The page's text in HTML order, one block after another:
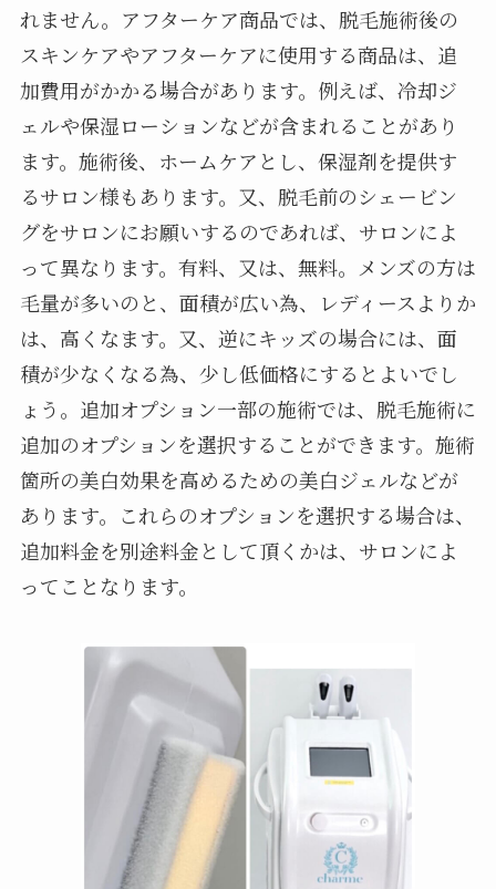
れません。アフターケア商品では、脱毛施術後の
スキンケアやアフターケアに使用する商品は、追
加費用がかかる場合があります。例えば、冷却ジ
ェルや保湿ローションなどが含まれることがあり
ます。施術後、ホームケアとし、保湿剤を提供す
るサロン様もあります。又、脱毛前のシェービン
グをサロンにお願いするのであれば、サロンによ
って異なります。有料、又は、無料。メンズの方は
毛量が多いのと、面積が広い為、レディースよりか
は、高くなます。又、逆にキッズの場合には、面
積が少なくなる為、少し低価格にするとよいでし
ょう。追加オプション一部の施術では、脱毛施術に
追加のオプションを選択することができます。施術
箇所の美白効果を高めるための美白ジェルなどが
あります。これらのオプションを選択する場合は、
追加料金を別途料金として頂くかは、サロンによ
ってことなります。